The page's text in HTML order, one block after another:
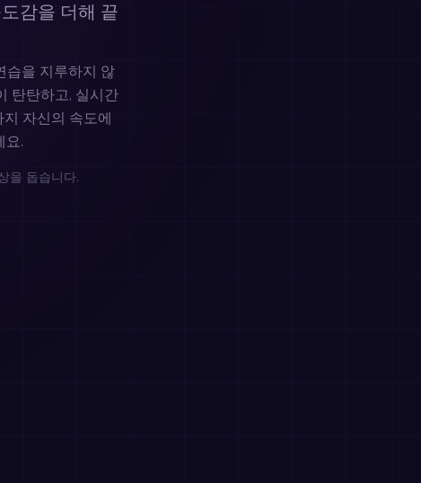
감을 더해 끝
습을 지루하지 않
탄탄하고, 실시간
자신의 속도에
요.
을 돕습니다.